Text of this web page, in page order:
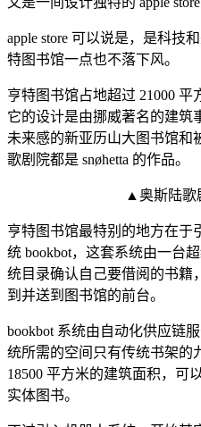
apple store 可以说是，是科技
特图书馆一点也不落下风。
亨特图书馆占地超过 21000 平
它的设计是由挪威著名的建筑
未来感的新亚历山大图书馆和
歌剧院都是 snøhetta 的作品。
▲奥斯陆歌
亨特图书馆最特别的地方在于
统 bookbot，这套系统由一台
统目录确认自己要借阅的书籍
到并送到图书馆的前台。
bookbot 系统由自动化供应链
统所需的空间只有传统书架的
18500 平方米的建筑面积，可
实体图书。